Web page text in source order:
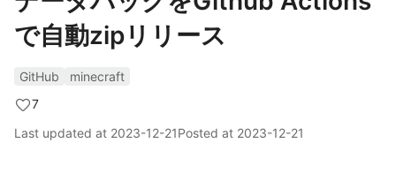
で自動zipリリース
GitHub
minecraft
7
Last updated at 2023-12-21Posted at 2023-12-21